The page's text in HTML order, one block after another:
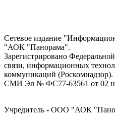
Сетевое издание
"АОК "Панорама".
Зарегистрировано
связи, информационных
коммуникаций (Роскомнадзор).
СМИ Эл № ФС77-63561 от 02
Учредитель - ООО "АОК